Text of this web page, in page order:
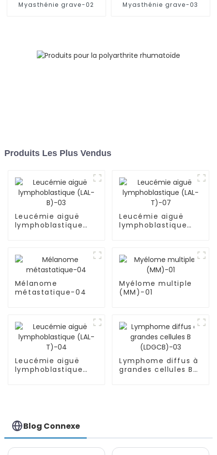
Myasthénie grave-02 Myasthénie grave-03
Produits Les Plus Vendus
Leucémie aiguë
lymphoblastique
Leucémie aiguë
lymphoblastique
Mélanome
métastatique-04
Myélome multiple
(MM)-01
Leucémie aiguë
lymphoblastique
Lymphome diffus à
grandes cellules B
Blog Connexe